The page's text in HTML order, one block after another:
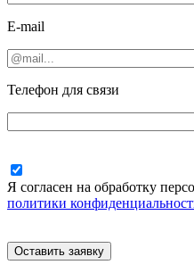
E-mail
Телефон для связи
Я согласен на обработку
политики